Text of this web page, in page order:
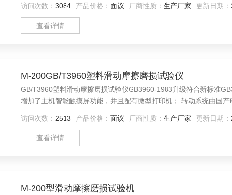
访问次数： 3084 产品价格： 面议 厂商性质： 生产厂家 更新日期：
查看详情
M-200GB/T3960塑料滑动摩擦磨损试验仪
GB/T3960塑料滑动摩擦磨损试验仪GB3960-1983升级符合新标准
增加了主机智能触摸屏功能，并且配有微型打印机； 转动系统由国产
访问次数： 2513 产品价格： 面议 厂商性质： 生产厂家 更新日期：
查看详情
M-200型滑动摩擦磨损试验机